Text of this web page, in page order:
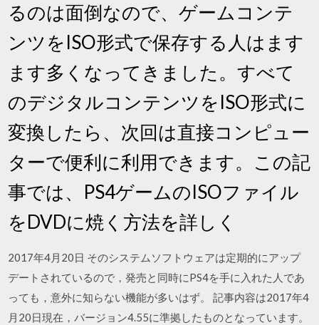
るのは面倒なので、ゲームコンテ
ンツをISO形式で保存する人はます
ます多くなってきました。すべて
のデジタルコンテンツをISO形式に
変換したら、次回は直接コンピュー
ターで便利に利用できます。この記
事では、PS4ゲームのISOファイル
をDVDに焼く方法を詳しく
2017年4月20日 そのシステムソフトウェアは定期的にアップ
デートされているので，発売と同時にPS4を手に入れた人であ
っても，意外に知らない機能が多いはず。 記事内容は2017年4
月20日現在，バージョン4.55に準拠したものとなっています。